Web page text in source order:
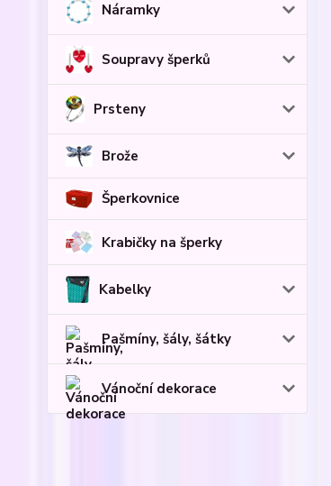
Náramky
Soupravy šperků
Prsteny
Brože
Šperkovnice
Krabičky na šperky
Kabelky
Pašmíny, šály, šátky
Vánoční dekorace